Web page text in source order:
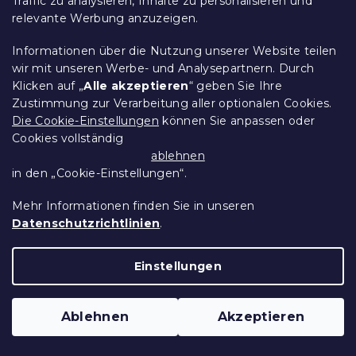
relevante Werbung anzuzeigen.
Informationen über die Nutzung unserer Website teilen
wir mit unseren Werbe- und Analysepartnern. Durch
Klicken auf „Alle akzeptieren“ geben Sie Ihre
Zustimmung zur Verarbeitung aller optionalen Cookies.
Die Cookie-Einstellungen können Sie anpassen oder
Cookies vollständig
ablehnen
in den „Cookie-Einstellungen“.
Mehr Informationen finden Sie in unseren
Datenschutzrichtlinien.
Einstellungen
Ablehnen Akzeptieren
BTS10
Bettwäsche aus Renforcé-Baumwolle
FLORI DREAM bunt
Auf Lager(>10 Stücke)
13,30 € Detail